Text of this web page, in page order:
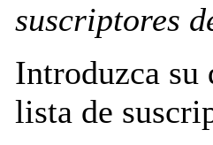
suscriptores
Introduzca su
lista de